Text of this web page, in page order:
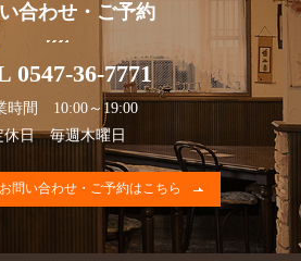
合わせ・ご予約
0547-36-7771
時間 10:00～19:00
休日 毎週木曜日
問い合わせ・ご予約はこちら